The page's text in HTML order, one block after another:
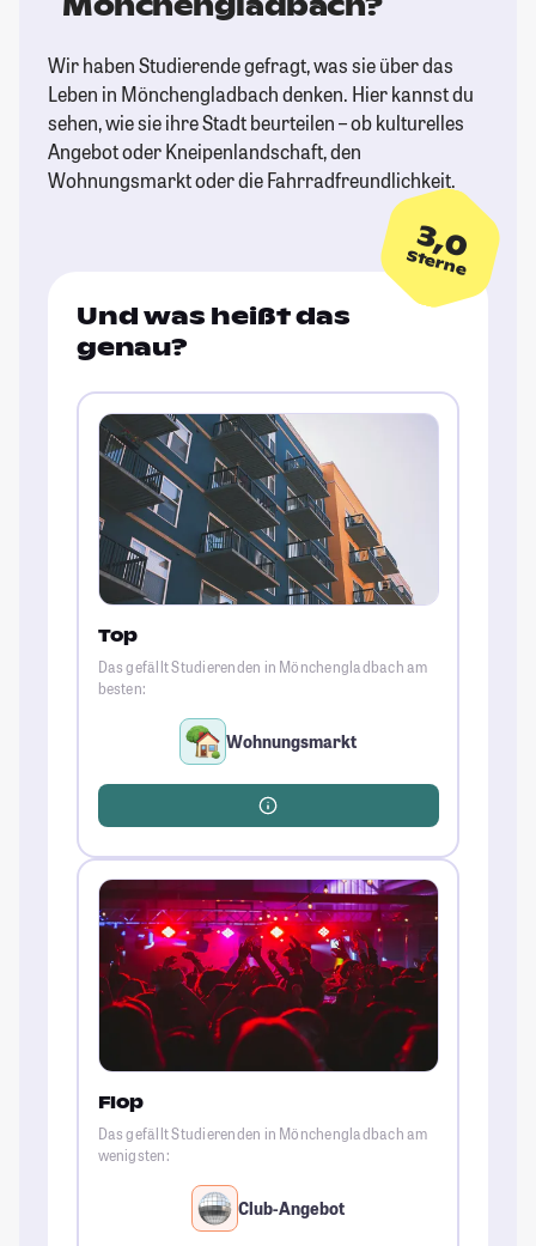
Wir haben Studierende gefragt, was sie über das
Leben in Mönchengladbach denken. Hier kannst du
sehen, wie sie ihre Stadt beurteilen – ob kulturelles
Angebot oder Kneipenlandschaft, den
Wohnungsmarkt oder die Fahrradfreundlichkeit.
3,0
Sterne
Und was heißt das
genau?
Top
Das gefällt Studierenden in Mönchengladbach am
besten:
Wohnungsmarkt
Flop
Das gefällt Studierenden in Mönchengladbach am
wenigsten:
Club-Angebot